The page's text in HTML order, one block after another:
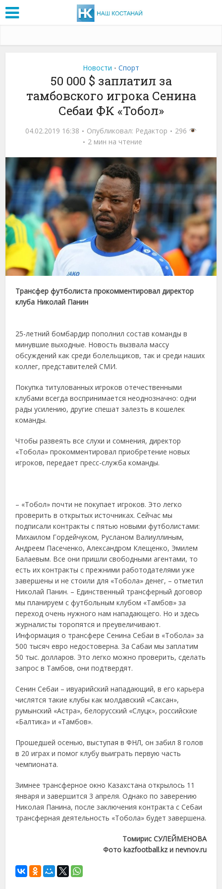
Новости • Спорт
50 000 $ заплатил за
тамбовского игрока Сенина
Себаи ФК «Тобол»
04.02.2019 16:38 Опубликовал: Редактор
296
2 мин на чтение
Трансфер футболиста прокомментировал директор
клуба Николай Панин
25-летний бомбардир пополнил состав команды в
минувшие выходные. Новость вызвала массу
обсуждений как среди болельщиков, так и среди наших
коллег, представителей СМИ.
Покупка титулованных игроков отечественными
клубами всегда воспринимается неоднозначно: одни
рады усилению, другие спешат залезть в кошелек
команды.
Чтобы развеять все слухи и сомнения, директор
«Тобола» прокомментировал приобретение новых
игроков, передает пресс-служба команды.
– «Тобол» почти не покупает игроков. Это легко
проверить в открытых источниках. Сейчас мы
подписали контракты с пятью новыми футболистами:
Михаилом Гордейчуком, Русланом Валиуллиным,
Андреем Пасеченко, Александром Клещенко, Эмилем
Балаевым. Все они пришли свободными агентами, то
есть их контракты с прежними работодателями уже
завершены и не стоили для «Тобола» денег, – отметил
Николай Панин. – Единственный трансферный договор
мы планируем с футбольным клубом «Тамбов» за
переход очень нужного нам нападающего. Но и здесь
журналисты торопятся и преувеличивают.
Информация о трансфере Сенина Себаи в «Тобола» за
500 тысяч евро недостоверна. За Сабаи мы заплатим
50 тыс. долларов. Это легко можно проверить, сделать
запрос в Тамбов, они подтвердят.
Сенин Себаи – ивуарийский нападающий, в его карьера
числятся такие клубы как молдавский «Саксан»,
румынский «Астра», белорусский «Слуцк», российские
«Балтика» и «Тамбов».
Прошедшей осенью, выступая в ФНЛ, он забил 8 голов
в 20 играх и помог клубу выиграть первую часть
чемпионата.
Зимнее трансферное окно Казахстана открылось 11
января и завершится 3 апреля. Однако по заверению
Николая Панина, после заключения контракта с Себаи
трансферная деятельность «Тобола» будет завершена.
Томирис СУЛЕЙМЕНОВА
Фото kazfootball.kz и nevnov.ru